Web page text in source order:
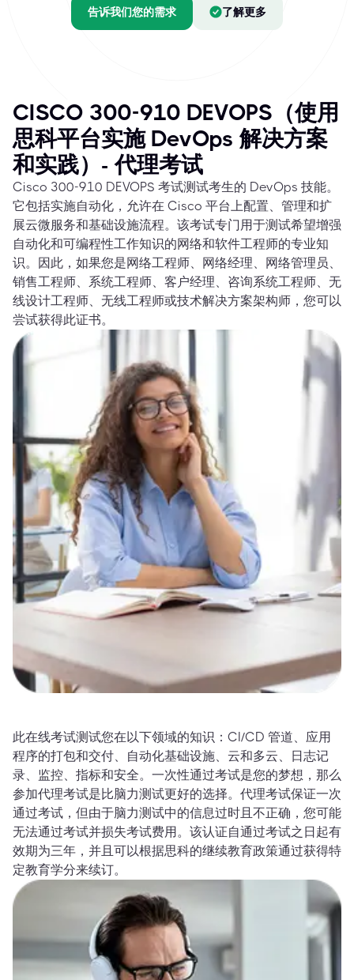
告诉我们您的需求 了解更多
CISCO 300-910 DEVOPS（使用
思科平台实施 DevOps 解决方案
和实践）- 代理考试
Cisco 300-910 DEVOPS 考试测试考生的 DevOps 技能。
它包括实施自动化，允许在 Cisco 平台上配置、管理和扩
展云微服务和基础设施流程。该考试专门用于测试希望增强
自动化和可编程性工作知识的网络和软件工程师的专业知
识。因此，如果您是网络工程师、网络经理、网络管理员、
销售工程师、系统工程师、客户经理、咨询系统工程师、无
线设计工程师、无线工程师或技术解决方案架构师，您可以
尝试获得此证书。
此在线考试测试您在以下领域的知识：CI/CD 管道、应用
程序的打包和交付、自动化基础设施、云和多云、日志记
录、监控、指标和安全。一次性通过考试是您的梦想，那么
参加代理考试是比脑力测试更好的选择。代理考试保证一次
通过考试，但由于脑力测试中的信息过时且不正确，您可能
无法通过考试并损失考试费用。该认证自通过考试之日起有
效期为三年，并且可以根据思科的继续教育政策通过获得特
定教育学分来续订。